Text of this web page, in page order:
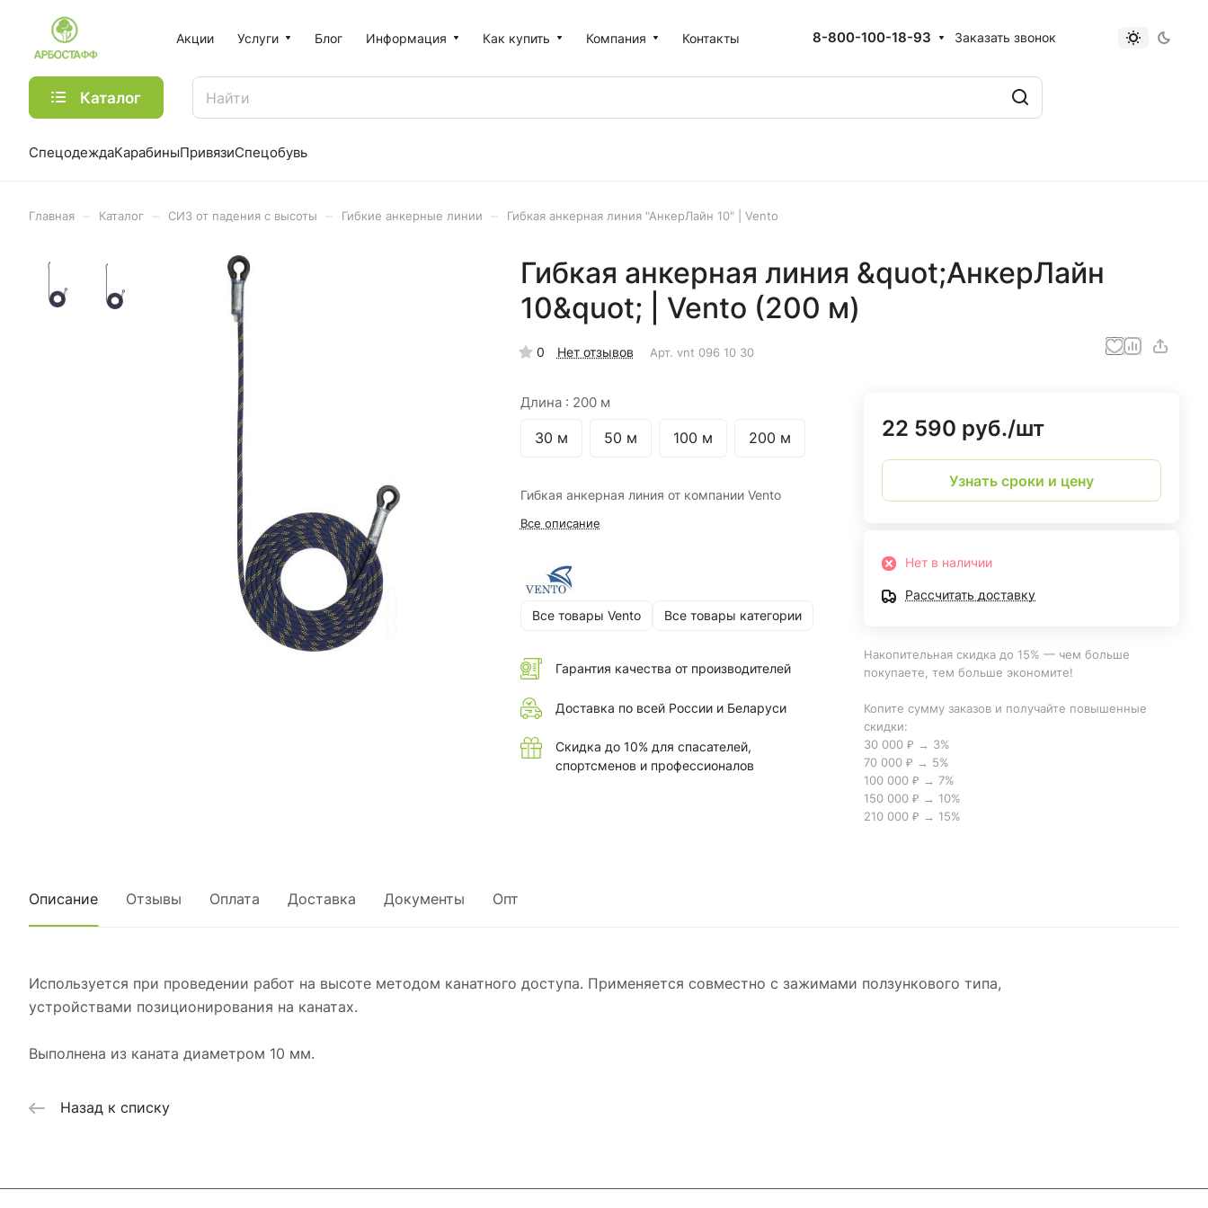
Акции Услуги Блог Информация Как купить Компания Контакты 8-800-100-18-93 Заказать звонок
Каталог
СпецодеждаКарабиныПривязиСпецобувь
Главная Каталог СИЗ от падения с высоты Гибкие анкерные линии Гибкая анкерная линия "АнкерЛайн 10" | Vento
Гибкая анкерная линия &quot;АнкерЛайн
10&quot; | Vento (200 м)
0 Нет отзывов Арт. vnt 096 10 30
Длина : 200 м
30 м 50 м 100 м 200 м
Гибкая анкерная линия от компании Vento
Все описание
Все товары Vento Все товары категории
Гарантия качества от производителей
Доставка по всей России и Беларуси
Скидка до 10% для спасателей,
спортсменов и профессионалов
22 590 руб./шт
Узнать сроки и цену
Нет в наличии
Рассчитать доставку
Накопительная скидка до 15% — чем больше
покупаете, тем больше экономите!
Копите сумму заказов и получайте повышенные
скидки:
30 000 ₽ → 3%
70 000 ₽ → 5%
100 000 ₽ → 7%
150 000 ₽ → 10%
210 000 ₽ → 15%
Описание Отзывы Оплата Доставка Документы Опт
Используется при проведении работ на высоте методом канатного доступа. Применяется совместно с зажимами ползункового типа,
устройствами позиционирования на канатах.
Выполнена из каната диаметром 10 мм.
Назад к списку